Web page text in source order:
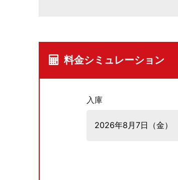
料金シミュレーション
入庫